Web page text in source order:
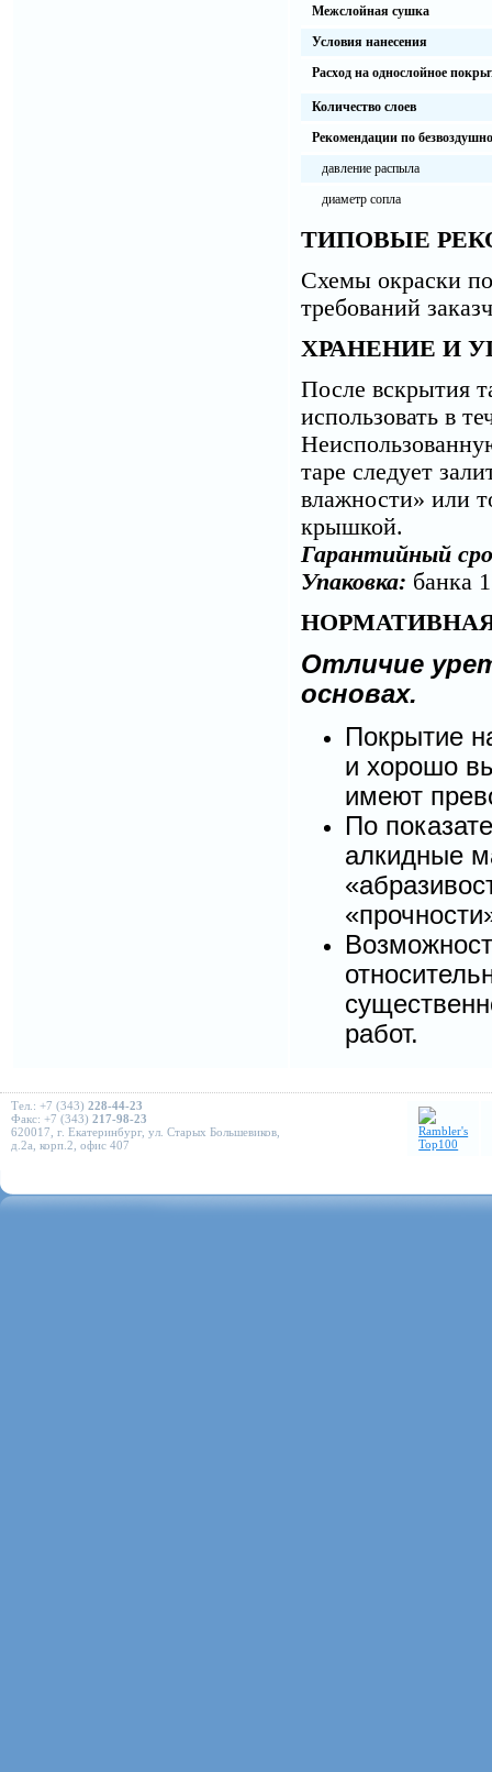
Межслойная сушка
Условия нанесения
Расход на однослойное
Количество слоев
Рекомендации по
давление распыла
диаметр сопла
ТИПОВЫЕ
Схемы окраски
требований
ХРАНЕНИЕ И
После вскрытия
использовать в
таре следует
влажности» или
крышкой.
Гарантийный
Упаковка: банка
Отличие
основах.
Покрытие
и хорошо
имеют
По
алкидные
работ.
Тел.: +7 (343) 228-44-23
Факс: +7 (343) 217-98-23
620017, г. Екатеринбург, ул. Старых Большевиков,
д.2а, корп.2, офис 407